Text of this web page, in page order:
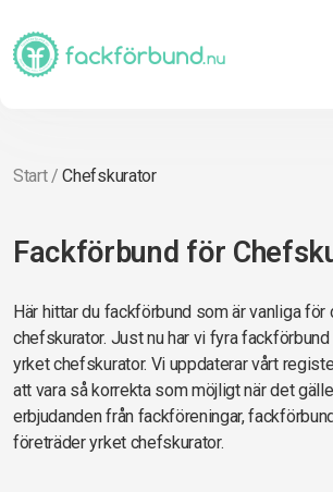
Start/Chefskurator
Fackförbund för
Här hittar du fackförbund som är vanliga för
chefskurator. Just nu har vi fyra
yrket chefskurator. Vi uppdaterar vårt
att vara så korrekta som möjligt när det
erbjudanden från fackföreningar,
företräder yrket chefskurator.